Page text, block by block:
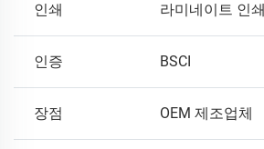
인쇄 라미네이트 인쇄
인증 BSCI
장점 OEM 제조업체